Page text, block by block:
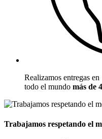
Realizamos entregas en
todo el mundo más de
Trabajamos respetando el